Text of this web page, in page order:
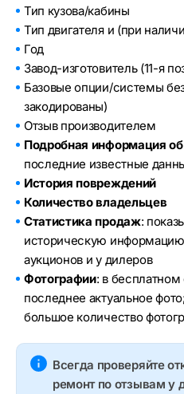
Тип кузова/кабины
Тип двигателя и (при
Год
Завод-изготовитель (11-я
Базовые опции/системы
закодированы)
Отзыв производителем
Подробная информация
последние известные
История повреждений
Количество владельцев
Статистика продаж:
историческую
аукционов и у дилеров
Фотографии: в бесплатном
последнее актуальное
большое количество
Всегда проверяйте
ремонт по отзывам у